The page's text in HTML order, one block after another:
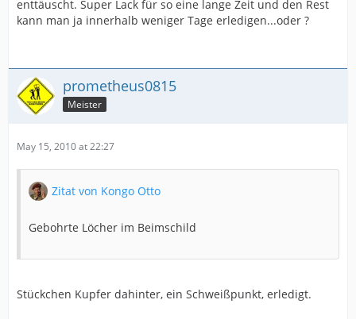
enttäuscht. Super Lack für so eine lange Zeit und den Rest
kann man ja innerhalb weniger Tage erledigen...oder ?
prometheus0815
Meister
May 15, 2010 at 22:27
Zitat von Kongo Otto
Gebohrte Löcher im Beimschild
Stückchen Kupfer dahinter, ein Schweißpunkt, erledigt.